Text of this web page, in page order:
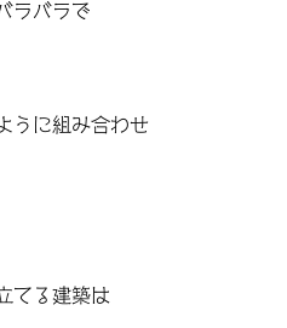
ラバラで
うに組み合わせ
てる建築は